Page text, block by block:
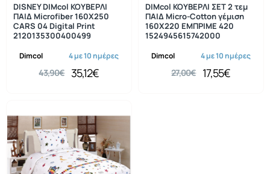
Dimcol 4 με 10 ημέρες
DISNEY DIMcol ΚΟΥΒΕΡΛΙ
ΠΑΙΔ Microfiber 160Χ250
CARS 04 Digital Print
2120135300400499
35,12€
43,90€
Dimcol 4 με 10 ημέρες
DIMcol ΚΟΥΒΕΡΛΙ ΣΕΤ 2 τεμ
ΠΑΙΔ Μicro-Cotton γέμιση
160X220 ΕΜΠΡΙΜΕ 420
1524945615742000
17,55€
27,00€